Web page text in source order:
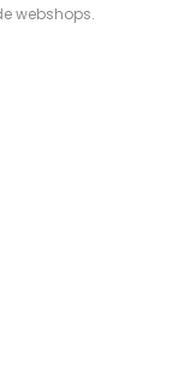
webshops.